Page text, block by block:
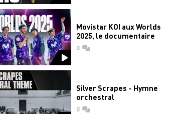
Movistar KOI aux Worlds
2025, le documentaire
0commentaires
Silver Scrapes - Hymne
orchestral
0commentaires